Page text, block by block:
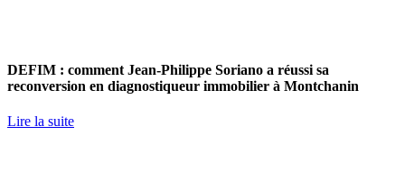
DEFIM : comment Jean-Philippe Soriano a réussi sa
reconversion en diagnostiqueur immobilier à Montchanin
Lire la suite